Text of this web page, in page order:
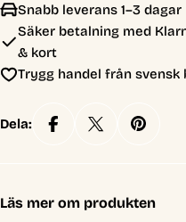
Snabb leverans 1–3 dagar
Säker betalning med
& kort
Trygg handel från svensk
Dela:
Läs mer om produkten